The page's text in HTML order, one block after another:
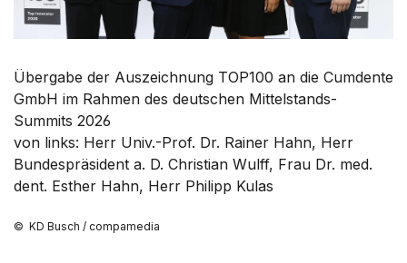
Übergabe der Auszeichnung TOP100 an die Cumdente
GmbH im Rahmen des deutschen Mittelstands-
Summits 2026
von links: Herr Univ.-Prof. Dr. Rainer Hahn, Herr
Bundespräsident a. D. Christian Wulff, Frau Dr. med.
dent. Esther Hahn, Herr Philipp Kulas
© KD Busch / compamedia